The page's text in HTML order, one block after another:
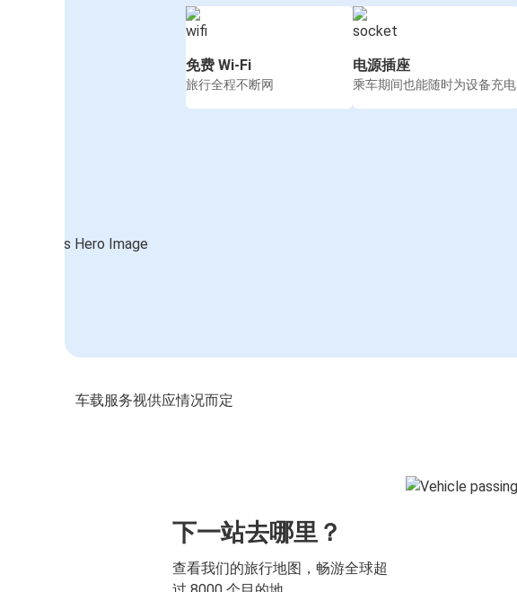
免费 Wi-Fi
旅行全程不断网
电源插座
乘车期间也能随时为设备充电
车载服务视供应情况而定
下一站去哪里？
查看我们的旅行地图，畅游全球超